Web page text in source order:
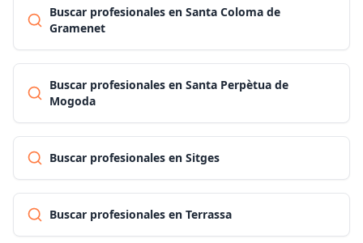
Buscar profesionales en Santa Coloma de
Gramenet
Buscar profesionales en Santa Perpètua de
Mogoda
Buscar profesionales en Sitges
Buscar profesionales en Terrassa